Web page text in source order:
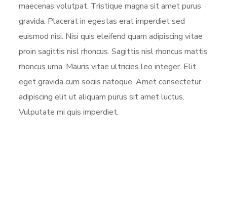
maecenas volutpat. Tristique magna sit amet purus
gravida. Placerat in egestas erat imperdiet sed
euismod nisi. Nisi quis eleifend quam adipiscing vitae
proin sagittis nisl rhoncus. Sagittis nisl rhoncus mattis
rhoncus urna. Mauris vitae ultricies leo integer. Elit
eget gravida cum sociis natoque. Amet consectetur
adipiscing elit ut aliquam purus sit amet luctus.
Vulputate mi quis imperdiet.